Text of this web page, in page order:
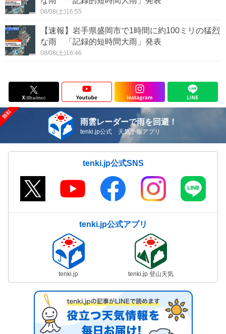
08/08(土)16:55
【速報】岩手県盛岡市で1時間に約100ミリの猛烈
な雨 「記録的短時間大雨」発表
08/08(土)16:46
雨雲レーダーで雨を回避！
tenki.jp公式 天気予報アプリ
tenki.jp公式SNS
tenki.jp公式アプリ
tenki.jp tenki.jp 登山天気